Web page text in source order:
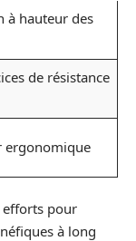
à hauteur des
de résistance
ergonomique
efforts pour
à long